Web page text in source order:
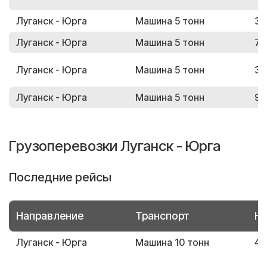
Луганск - Юрга Машина 5 тонн
Луганск - Юрга
Машина 5 тонн
Луганск - Юрга Машина 5 тонн
Луганск - Юрга Машина 5 тонн
Грузоперевозки Луганск - Юрга
Последние рейсы
Направление Транспорт
Луганск - Юрга Машина 10 тонн